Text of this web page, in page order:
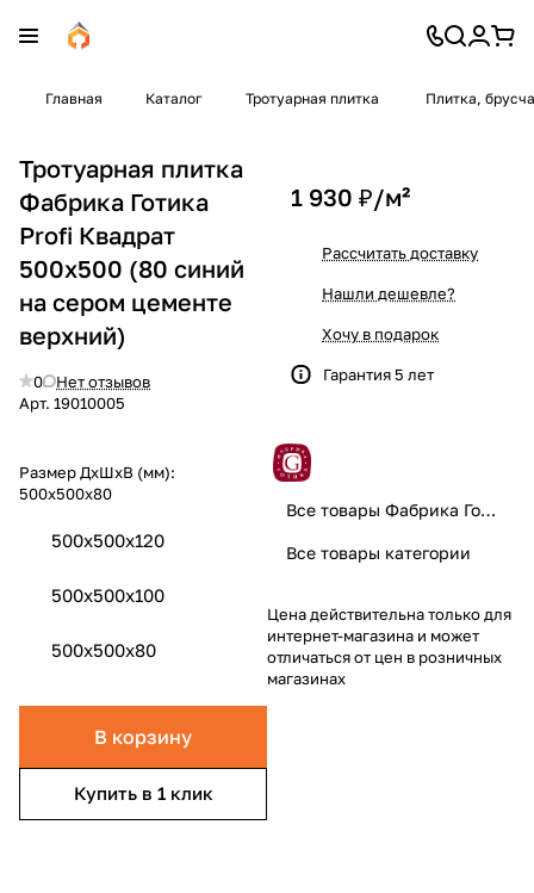
Главная Каталог Тротуарная плитка Плитка,
Тротуарная плитка
Фабрика Готика
Profi Квадрат
500x500 (80 синий
на сером цементе
верхний)
0
Нет отзывов
Арт. 19010005
Размер ДхШхВ (мм):
500x500x80
500x500x120
500x500x100
500x500x80
В корзину
Купить в 1 клик
1 930 ₽/м²
Рассчитать доставку
Нашли дешевле?
Хочу в подарок
Гарантия 5 лет
Все товары Фабрика Готика
Все товары категории
Цена действительна только для
интернет-магазина и может
отличаться от цен в розничных
магазинах